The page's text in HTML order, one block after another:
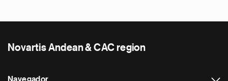
Novartis Andean & CAC region